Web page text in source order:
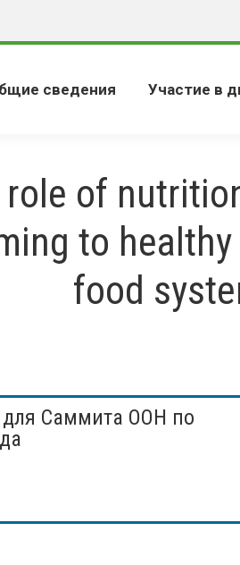
сведения Участие в
role of
to
food
для Саммита ООН по